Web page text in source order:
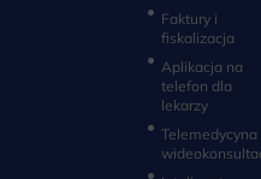
Faktury i
fiskalizacja
Aplikacja na
telefon dla
lekarzy
Telemedycyna